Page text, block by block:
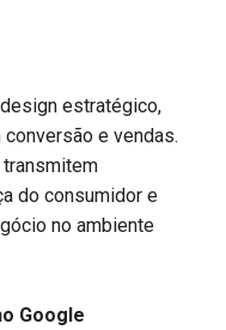
estratégico,
e vendas.
do consumidor e
no ambiente
Google